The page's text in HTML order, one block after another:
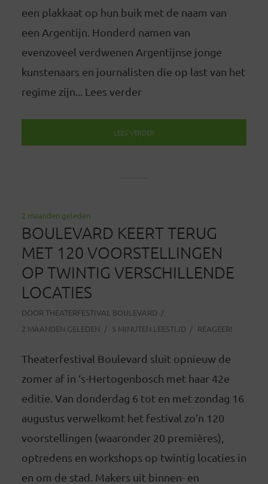
een plakkaat op hun buik met de naam van
een Argentijn. Honderd namen van
evenzoveel verdwenen Argentijnse jonge
kunstenaars en journalisten die op last van het
regime zijn... Lees verder
LEES VERDER
2 maanden geleden
BOULEVARD KEERT TERUG
MET 120 VOORSTELLINGEN
OP TWINTIG VERSCHILLENDE
LOCATIES
DOOR THEATERFESTIVAL BOULEVARD
2 MAANDEN GELEDEN
5 MINUTEN LEESTIJD REAGEER!
Theaterfestival Boulevard sluit opnieuw de
zomer af in ‘s-Hertogenbosch met haar 42e
editie. Van donderdag 6 tot en met zondag 16
augustus verwelkomt het festival zo’n 120
voorstellingen (waaronder 20 premières),
optredens en workshops op twintig locaties in
en om de stad. Makers uit binnen- en